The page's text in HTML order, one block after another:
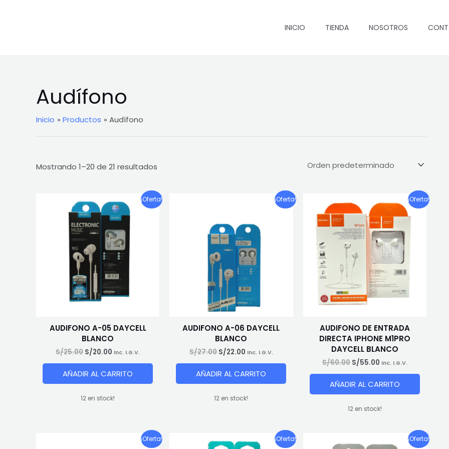
INICIO TIENDA NOSOTROS
Audífono
Inicio Productos Audífono
Mostrando 1–20 de 21 resultados
¡Oferta!
AUDIFONO A-05 DAYCELL
BLANCO
S/25.00 El
era:
S/25.00.
S/20.00 El
es:
S/20.00.
Inc. I.G.V.
AÑADIR AL CARRITO
12 en stock!
¡Oferta!
AUDIFONO A-06 DAYCELL
BLANCO
S/27.00 El
era:
S/27.00.
S/22.00El
es:
S/22.00.
Inc. I.G.V.
AÑADIR AL CARRITO
12 en stock!
¡Oferta!
AUDIFONO DE ENTRADA
DIRECTA IPHONE M1PRO
DAYCELL BLANCO
S/60.00 El
era:
S/60.00.
S/55.00El
es:
S/55.00.
Inc. I.G.V.
AÑADIR AL CARRITO
12 en stock!
¡Oferta! ¡Oferta! ¡Oferta!